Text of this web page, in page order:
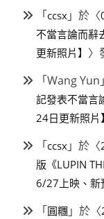
「ccsx 」於〈
不當言論而辭
更新照片】 〉
「Wang Yun
記發表不當言
24日更新照片】
「ccsx 」於〈
版《LUPIN
6/27上映、新
「圓糰 」於〈